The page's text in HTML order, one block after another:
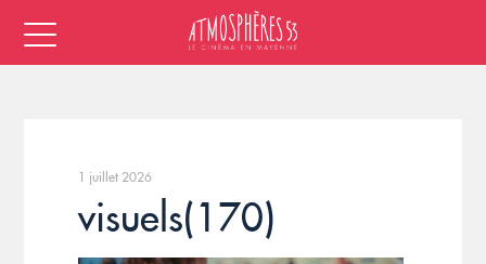
1 juillet 2026
visuels(170)